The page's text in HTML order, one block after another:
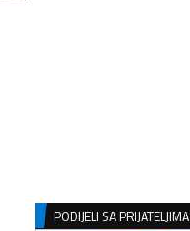
PODIJELI SA PRIJATELJIMA